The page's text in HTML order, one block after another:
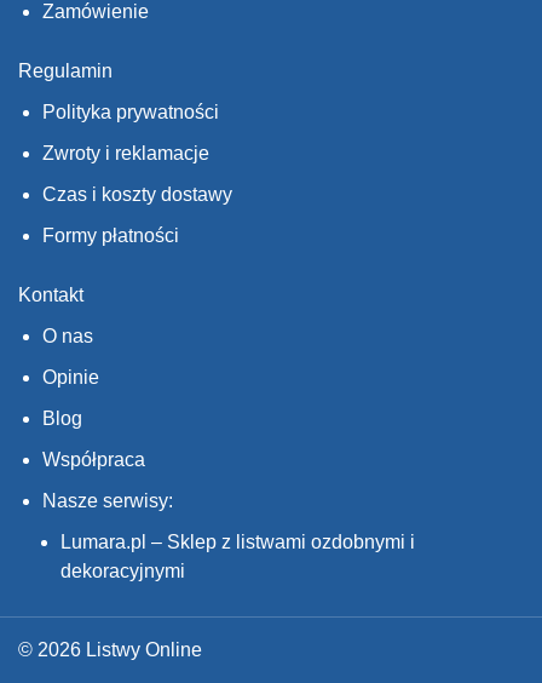
Zamówienie
Regulamin
Polityka prywatności
Zwroty i reklamacje
Czas i koszty dostawy
Formy płatności
Kontakt
O nas
Opinie
Blog
Współpraca
Nasze serwisy:
Lumara.pl – Sklep z listwami ozdobnymi i
dekoracyjnymi
© 2026 Listwy Online